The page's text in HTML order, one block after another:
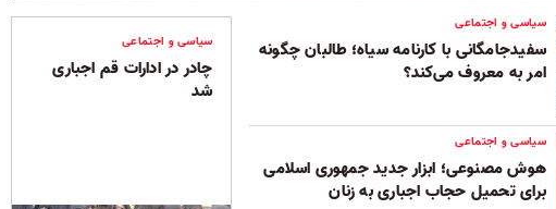
سیاسی و اجتماعی
سفیدجامگانی با کارنامه سیاه؛ طالبان چگونه
امر به معروف می‌کند؟
سیاسی و اجتماعی
هوش مصنوعی؛ ابزار جدید جمهوری اسلامی
برای تحمیل حجاب اجباری به زنان
سیاسی و اجتماعی
چادر در ادارات قم اجباری
شد